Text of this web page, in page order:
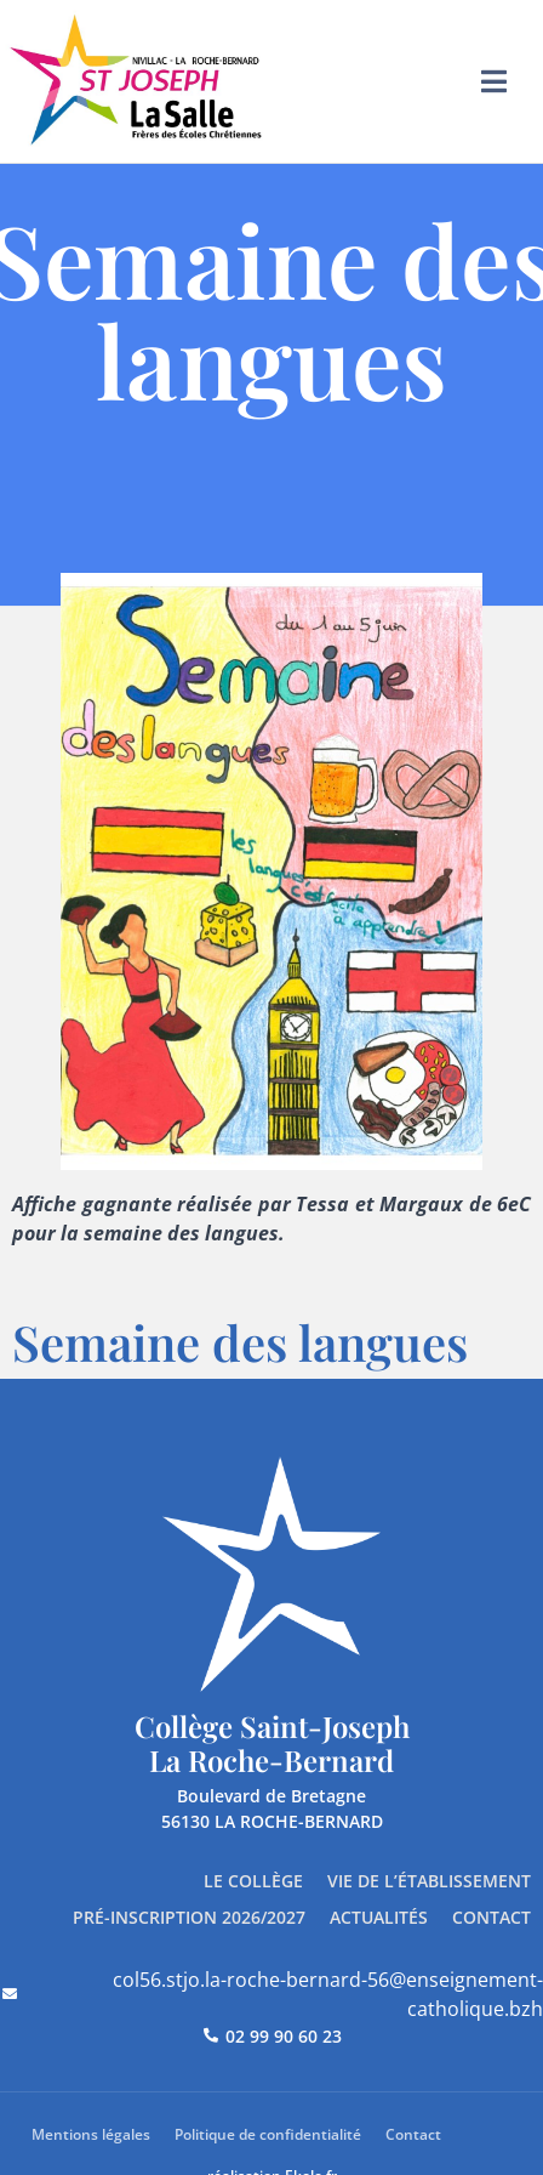
langues
Affiche gagnante réalisée par Tessa et Margaux de 6eC
pour la semaine des langues.
Semaine des langues
Collège Saint-Joseph
La Roche-Bernard
Boulevard de Bretagne
56130 LA ROCHE-BERNARD
LE COLLÈGE
VIE DE L’ÉTABLISSEMENT
PRÉ-INSCRIPTION 2026/2027
ACTUALITÉS CONTACT
col56.stjo.la-roche-bernard-56@enseignement-
catholique.bzh
02 99 90 60 23
Mentions légales Politique de confidentialité
Contact